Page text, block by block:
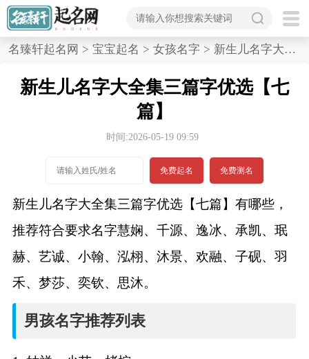
首
宝
名
女孩名字
名臻轩起名网 > 宝宝起名 > 女孩名字 > 新生儿名字大全集三篇字优选,七篇
新生儿名字大全集三篇字优选【七
篇】
时间:2026-05-19 09:59
免费起名 免费测名
新生儿名字大全集三篇字优选【七篇】有哪些，
推荐符合要求名字慧娴、千源、逸冰、承凯、珉
赫、艺诚、小翰、泓栩、沐景、欢融、子砚、羽
禾、梦莎、奕钦、思沐。
男孩名字推荐列表